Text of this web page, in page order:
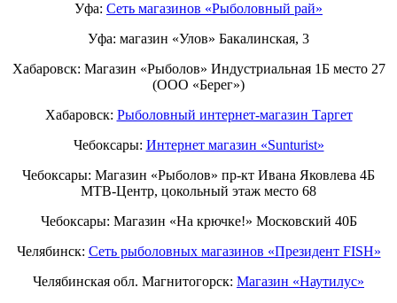
Уфа: Сеть магазинов «Рыболовный рай»
Уфа: магазин «Улов» Бакалинская, 3
Хабаровск: Магазин «Рыболов» Индустриальная 1Б место 27
(ООО «Берег»)
Хабаровск: Рыболовный интернет-магазин Таргет
Чебоксары: Интернет магазин «Sunturist»
Чебоксары: Магазин «Рыболов» пр-кт Ивана Яковлева 4Б
МТВ-Центр, цокольный этаж место 68
Чебоксары: Магазин «На крючке!» Московский 40Б
Челябинск: Сеть рыболовных магазинов «Президент FISH»
Челябинская обл. Магнитогорск: Магазин «Наутилус»